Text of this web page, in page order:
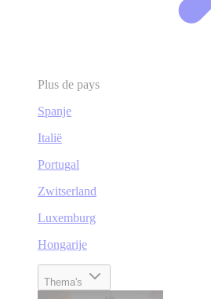
Plus de pays
Spanje
Italië
Portugal
Zwitserland
Luxemburg
Hongarije
Thema's